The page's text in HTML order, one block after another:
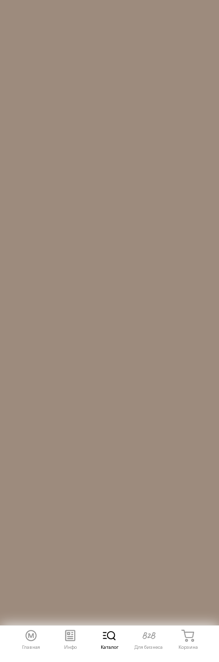
Главная Инфо Каталог Для бизнеса Корзина